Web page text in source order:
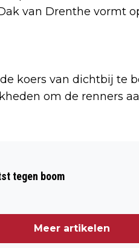
van Drenthe vormt
koers van dichtbij te
om de renners
tegen boom
Meer artikelen